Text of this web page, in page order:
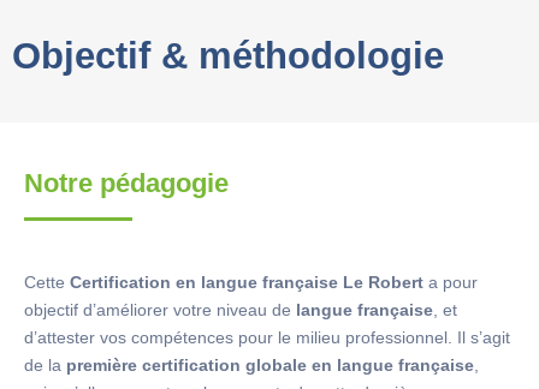
Objectif & méthodologie
Notre pédagogie
Cette Certification en langue française Le Robert a pour
objectif d’améliorer votre niveau de langue française , et
d’attester vos compétences pour le milieu professionnel. Il s’agit
de la première certification globale en langue française